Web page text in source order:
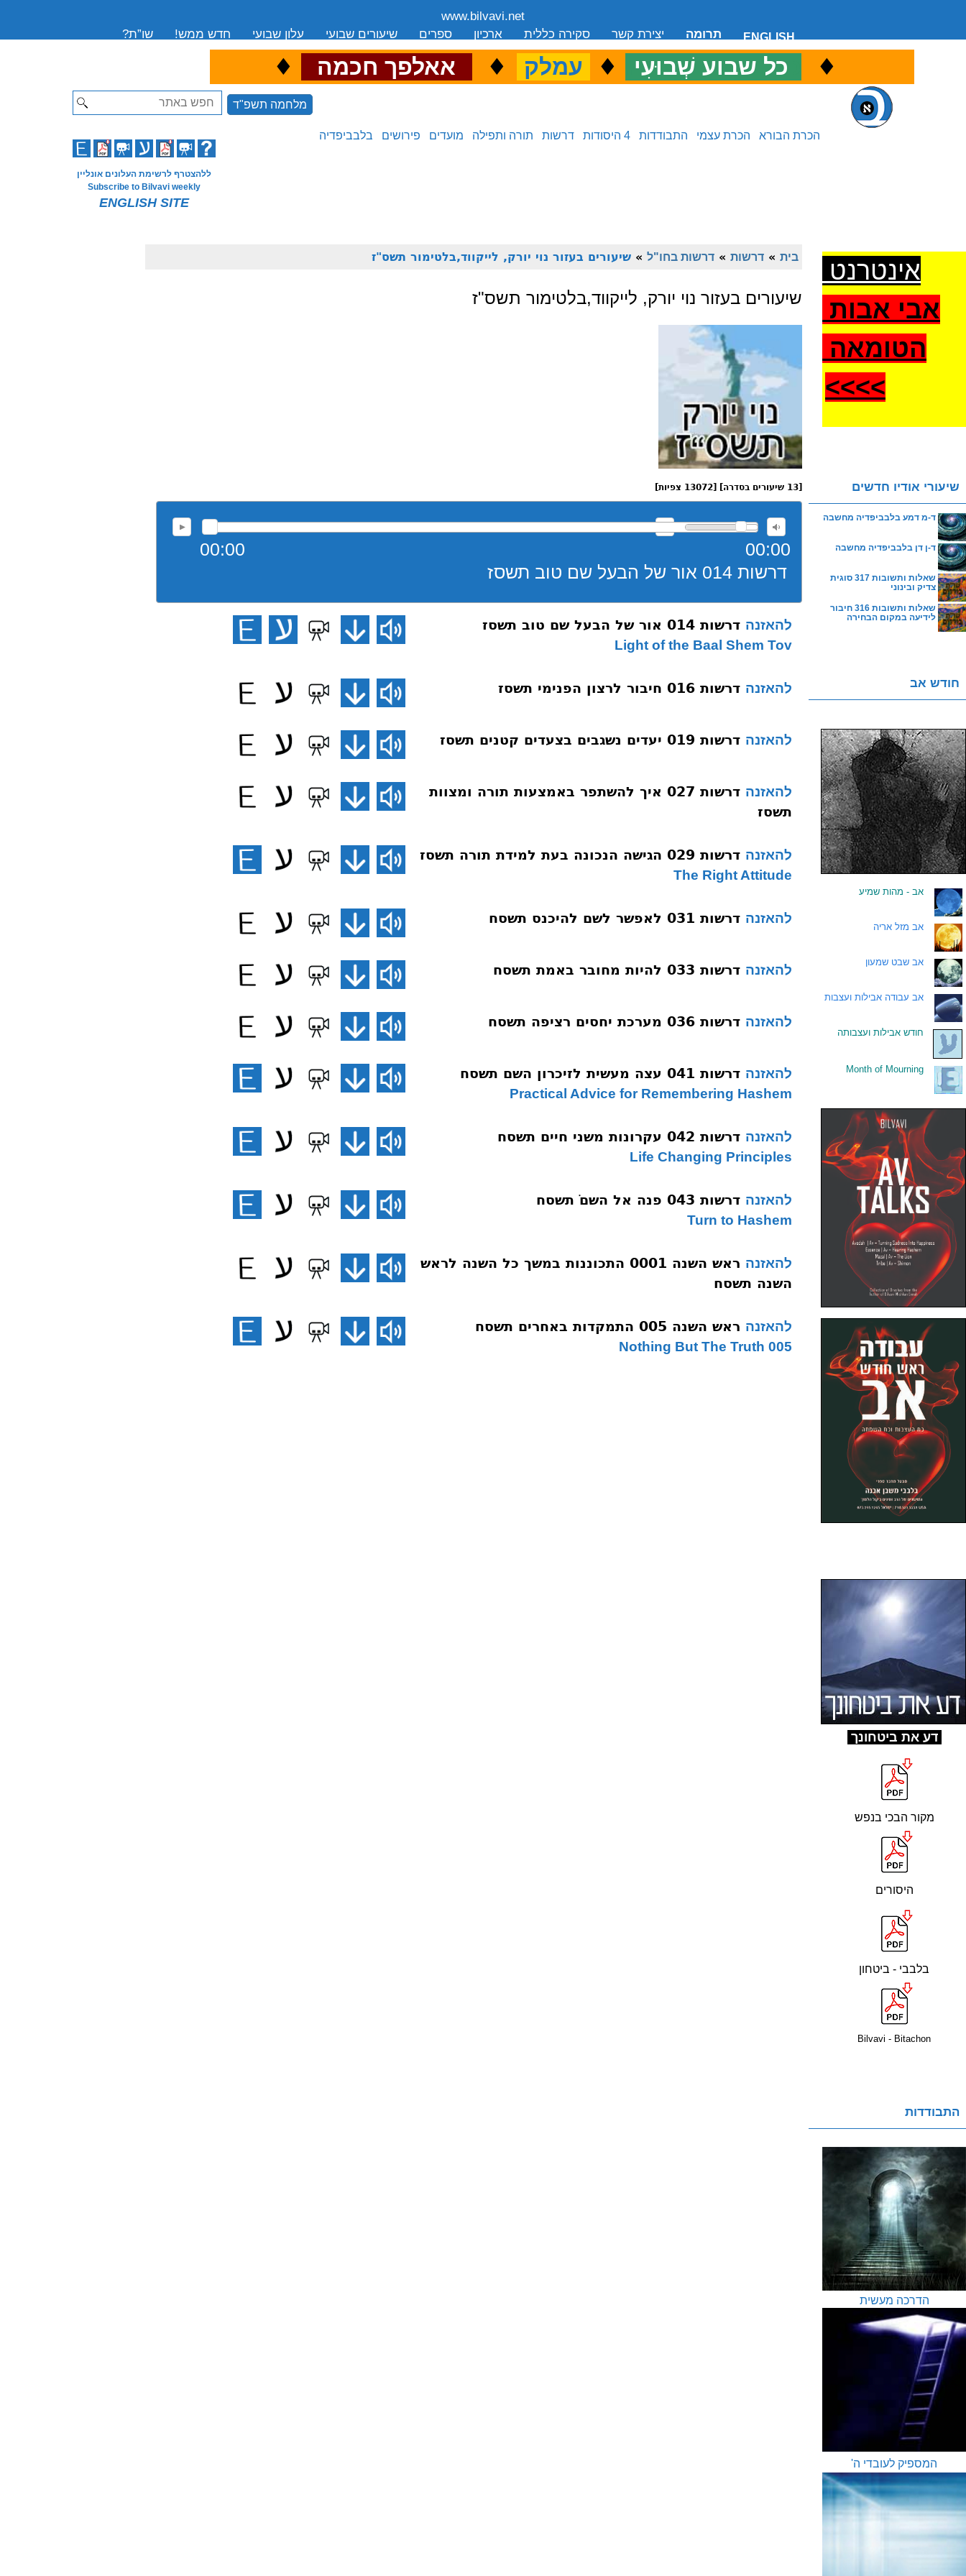
www.bilvavi.net
שו”ת?
חדש ממש! עלון שבועי שיעורים שבועי ספרים ארכיון סקירה כללית יצירת קשר תרומה ENGLISH
♦ כל שבוע שְׁבוּעִי ♦ עמלק ♦ אאלפך חכמה ♦
Search
מלחמה תשפ"ד
הכרת הבורא הכרת עצמי התבודדות 4 היסודות דרשות תורה ותפילה מועדים פירושים בלבביפדיה
ללהצטרף לרשימת העלונים אונליין
Subscribe to Bilvavi weekly
ENGLISH SITE
בית »דרשות »דרשות בחו"ל »שיעורים בעזור נוי יורק, לייקווד,בלטימור תשס"ז
שיעורים בעזור נוי יורק, לייקווד,בלטימור תשס"ז
[13 שיעורים בסדרה] [13072 צפיות]
00:00
00:00
דרשות 014 אור של הבעל שם טוב תשסז
להאזנה דרשות 014 אור של הבעל שם טוב תשסז
Light of the Baal Shem Tov
להאזנה דרשות 016 חיבור לרצון הפנימי תשסז
להאזנה דרשות 019 יעדים נשגבים בצעדים קטנים תשסז
להאזנה
דרשות 027 איך להשתפר באמצעות תורה ומצוות
תשסז
להאזנה דרשות 029 הגישה הנכונה בעת למידת תורה תשסז
The Right Attitude
להאזנה דרשות 031 לאפשר לשם להיכנס תשסח
להאזנה דרשות 033 להיות מחובר באמת תשסח
להאזנה דרשות 036 מערכת יחסים רציפה תשסח
להאזנה דרשות 041 עצה מעשית לזיכרון השם תשסח
Practical Advice for Remembering Hashem
להאזנה דרשות 042 עקרונות משני חיים תשסח
Life Changing Principles
להאזנה דרשות 043 פנה אל השםֹ תשסח
Turn to Hashem
להאזנה
ראש השנה 0001 התכוננות במשך כל השנה לראש
השנה תשסח
להאזנה ראש השנה 005 התמקדות באחרים תשסח
005 Nothing But The Truth
אינטרנט
אבי אבות
הטומאה
>>>
>
שיעורי אודיו חדשים
ד-מ דמע בלבביפדיה מחשבה
ד-ן דן בלבביפדיה מחשבה
שאלות ותשובות 317 סוגית
צדיק ובינוני
שאלות ותשובות 316 חיבור
לידיעה במקום הבחירה
חודש אב
אב - מהות שמיע
אב מזל אריה
אב שבט שמעון
אב עבודה אבילות ועצבות
חודש אבילות ועצבותה
Month of Mourning
דע את ביטחונך
מקור הבכי בנפש
היסורים
בלבבי - ביטחון
Bilvavi - Bitachon
התבודדות
הדרכה מעשית
המספיק לעובדי ה'